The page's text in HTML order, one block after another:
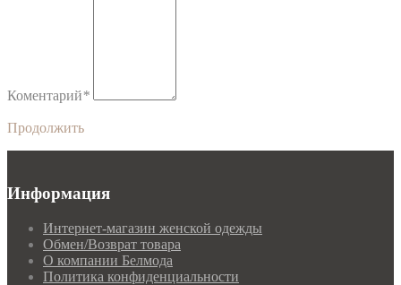
Коментарий*
Продолжить
Информация
Интернет-магазин женской одежды
Обмен/Возврат товара
О компании Белмода
Политика конфиденциальности